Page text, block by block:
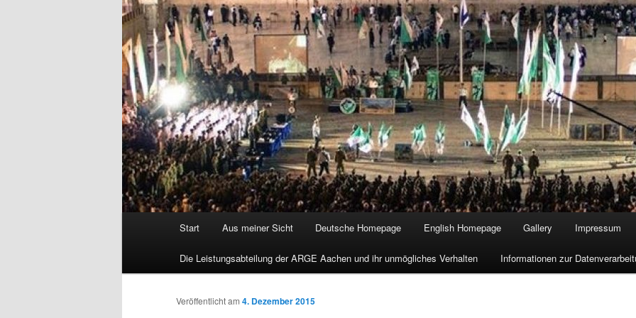
Start Aus meiner Sicht Deutsche Homepage English Homepage Gallery Impressum
Die Leistungsabteilung der ARGE Aachen und ihr unmögliches Verhalten Informationen zur
Veröffentlicht am 4. Dezember 2015